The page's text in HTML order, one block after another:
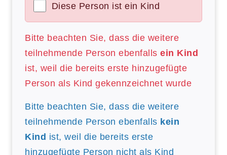
Diese Person ist ein Kind
Bitte beachten Sie, dass die weitere
teilnehmende Person ebenfalls ein Kind
ist, weil die bereits erste hinzugefügte
Person als Kind gekennzeichnet wurde
Bitte beachten Sie, dass die weitere
teilnehmende Person ebenfalls kein
Kind ist, weil die bereits erste
hinzugefügte Person nicht als Kind